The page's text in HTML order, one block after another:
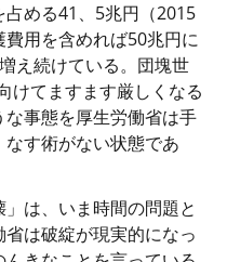
める41、5兆円（2015
用を含めれば50兆円に
え続けている。団塊世
けてますます厳しくなる
事態を厚生労働省は手
す術がない状態であ
は、いま時間の問題と
は破綻が現実的になっ